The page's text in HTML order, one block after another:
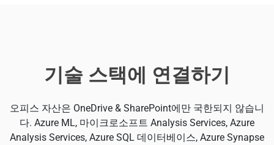
기술 스택에 연결하기
오피스 자산은 OneDrive & SharePoint에만 국한되지 않습니
다. Azure ML, 마이크로소프트 Analysis Services, Azure
Analysis Services, Azure SQL 데이터베이스, Azure Synapse